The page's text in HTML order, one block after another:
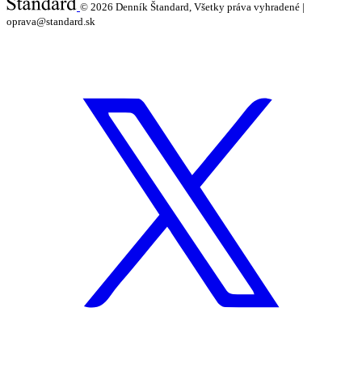
© 2026 Denník Štandard, Všetky práva vyhradené |
oprava@standard.sk